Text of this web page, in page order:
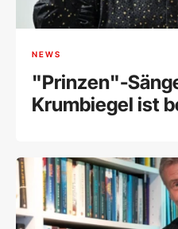
NEWS
"Prinzen"-
Krumbiegel ist